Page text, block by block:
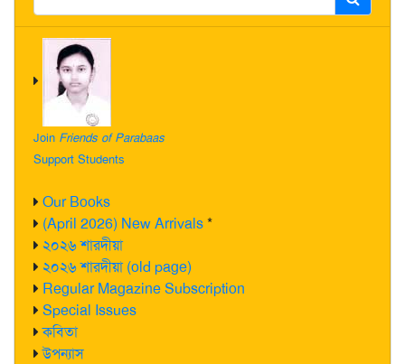
Join Friends of Parabaas
Support Students
Our Books
(April 2026) New Arrivals*
২০২৬ শারদীয়া
২০২৬ শারদীয়া (old page)
Regular Magazine Subscription
Special Issues
কবিতা
উপন্যাস